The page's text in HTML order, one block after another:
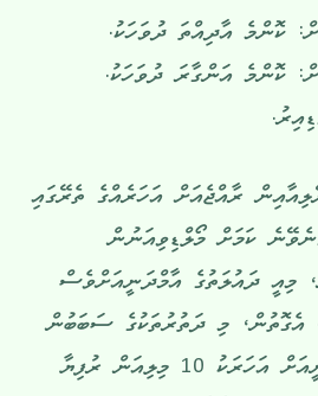
ކޮންމެ އާދިއްތަ ދުވަހަކު.
ކޮންމެ އަންގާރަ ދުވަހަކު.
ރާއްޖެއަށް އަހަރެއްގެ ތެރޭގައި
ގެނެވޭނެ ކަމަށް މޯލްޑިވިއަނުން
މިއީ ދައުލަތުގެ އާމްދަނީއަށްވެސް
އެގޮތުން، މި ދަތުރުތަކުގެ ސަބަބުން
ދައުލަތުގެ ޓެކްސް އާމްދަނީއަށް އަހަރަކު 10 މިލިއަން ރުފިޔާ